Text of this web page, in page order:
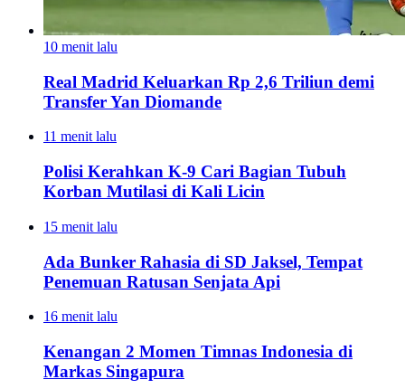
10 menit lalu
Real Madrid Keluarkan Rp 2,6 Triliun demi
Transfer Yan Diomande
11 menit lalu
Polisi Kerahkan K-9 Cari Bagian Tubuh
Korban Mutilasi di Kali Licin
15 menit lalu
Ada Bunker Rahasia di SD Jaksel, Tempat
Penemuan Ratusan Senjata Api
16 menit lalu
Kenangan 2 Momen Timnas Indonesia di
Markas Singapura